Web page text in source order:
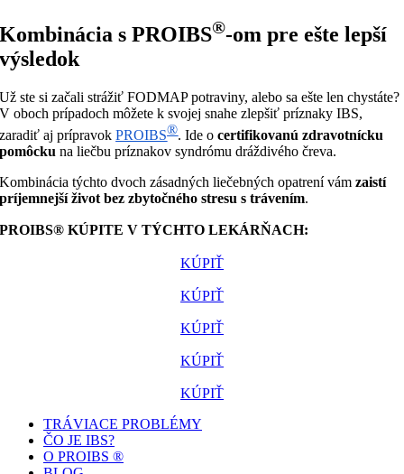
Kombinácia s PROIBS®-om pre ešte lepší
výsledok
Už ste si začali strážiť FODMAP potraviny, alebo sa ešte len chystáte?
V oboch prípadoch môžete k svojej snahe zlepšiť príznaky IBS,
zaradiť aj prípravokPROIBS®. Ide ocertifikovanú zdravotnícku
pomôcku na liečbu príznakov syndrómu dráždivého čreva.
Kombinácia týchto dvoch zásadných liečebných opatrení vámzaistí
príjemnejší život bez zbytočného stresu s trávením.
PROIBS® KÚPITE V TÝCHTO LEKÁRŇACH:
KÚPIŤ
KÚPIŤ
KÚPIŤ
KÚPIŤ
KÚPIŤ
TRÁVIACE PROBLÉMY
ČO JE IBS?
O PROIBS ®